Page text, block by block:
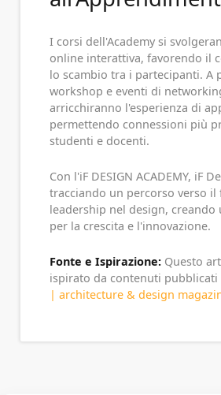
I corsi dell'Academy si
online interattiva, favorendo il
lo scambio tra i partecipanti. A
workshop e eventi di
arricchiranno l'esperienza di
permettendo connessioni più
studenti e docenti.
Con l'iF DESIGN ACADEMY, iF
tracciando un percorso verso
leadership nel design, creando
per la crescita e l'innovazione.
Fonte e Ispirazione: Questo
ispirato da contenuti pubblicati
| architecture & design